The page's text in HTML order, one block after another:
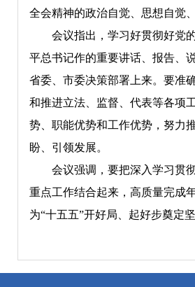
全会精神的政治自觉、思想自觉
会议指出，学习好贯彻好党的
平总书记作的重要讲话、报告、
省委、市委决策部署上来。要准
和推进立法、监督、代表等各项
势、职能优势和工作优势，努力
盼、引领发展。
会议强调，要把深入学习贯彻
重点工作结合起来，高质量完成
为“十五五”开好局、起好步奠定